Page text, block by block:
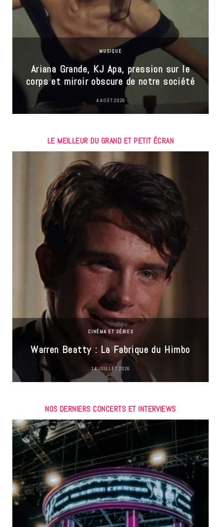
MUSIQUE
Ariana Grande, KJ Apa, pression sur le
corps et miroir obscure de notre société
4 AOÛT 2026
LE MEILLEUR DU GRAND ET PETIT ÉCRAN
CINÉMA ET SÉRIES
Warren Beatty : La Fabrique du Himbo
14 JUILLET 2026
NOS DERNIERS CONCERTS ET INTERVIEWS